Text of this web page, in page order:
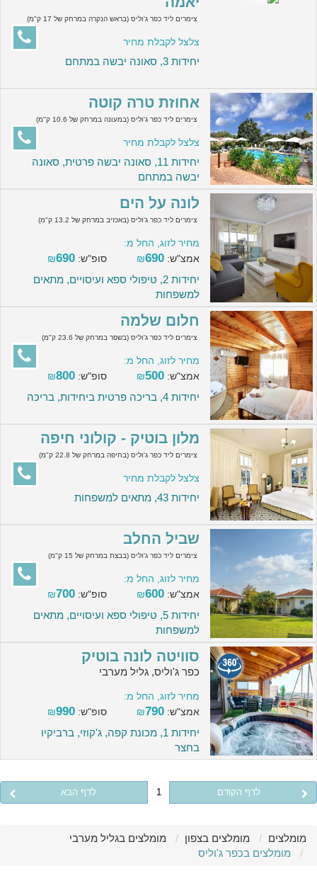
צימרים ליד כפר ג'וליס (בראש הנקרה במרחק של 17 ק"מ)
צלצל לקבלת מחיר
יחידות 3, סאונה יבשה במתחם
אחוזת טרה קוטה
צימרים ליד כפר ג'וליס (במעונה במרחק של 10.6 ק"מ)
צלצל לקבלת מחיר
יחידות 11, סאונה יבשה פרטית, סאונה
יבשה במתחם
לונה על הים
צימרים ליד כפר ג'וליס (באכזיב במרחק של 13.2 ק"מ)
מחיר לזוג, החל מ:
אמצ"ש:
₪690 סופ"ש: ₪690
יחידות 2, טיפולי ספא ועיסויים, מתאים
למשפחות
חלום שלמה
צימרים ליד כפר ג'וליס (בשפר במרחק של 23.6 ק"מ)
מחיר לזוג, החל מ:
אמצ"ש:
₪500 סופ"ש: ₪800
יחידות 4, בריכה פרטית ביחידות, בריכה
מלון בוטיק - קולוני חיפה
צימרים ליד כפר ג'וליס (בחיפה במרחק של 22.8 ק"מ)
צלצל לקבלת מחיר
יחידות 43, מתאים למשפחות
שביל החלב
צימרים ליד כפר ג'וליס (בבצת במרחק של 15 ק"מ)
מחיר לזוג, החל מ:
אמצ"ש:
₪600 סופ"ש: ₪700
יחידות 5, טיפולי ספא ועיסויים, מתאים
למשפחות
סוויטה לונה בוטיק
כפר ג'וליס, גליל מערבי
מחיר לזוג, החל מ:
אמצ"ש:
₪790 סופ"ש: ₪990
יחידות 1, מכונת קפה, ג'קוזי, ברביקיו
בחצר
לדף הקודם 1 לדף הבא
מומלצים מומלצים בצפון
מומלצים בגליל מערבי
מומלצים בכפר ג'וליס